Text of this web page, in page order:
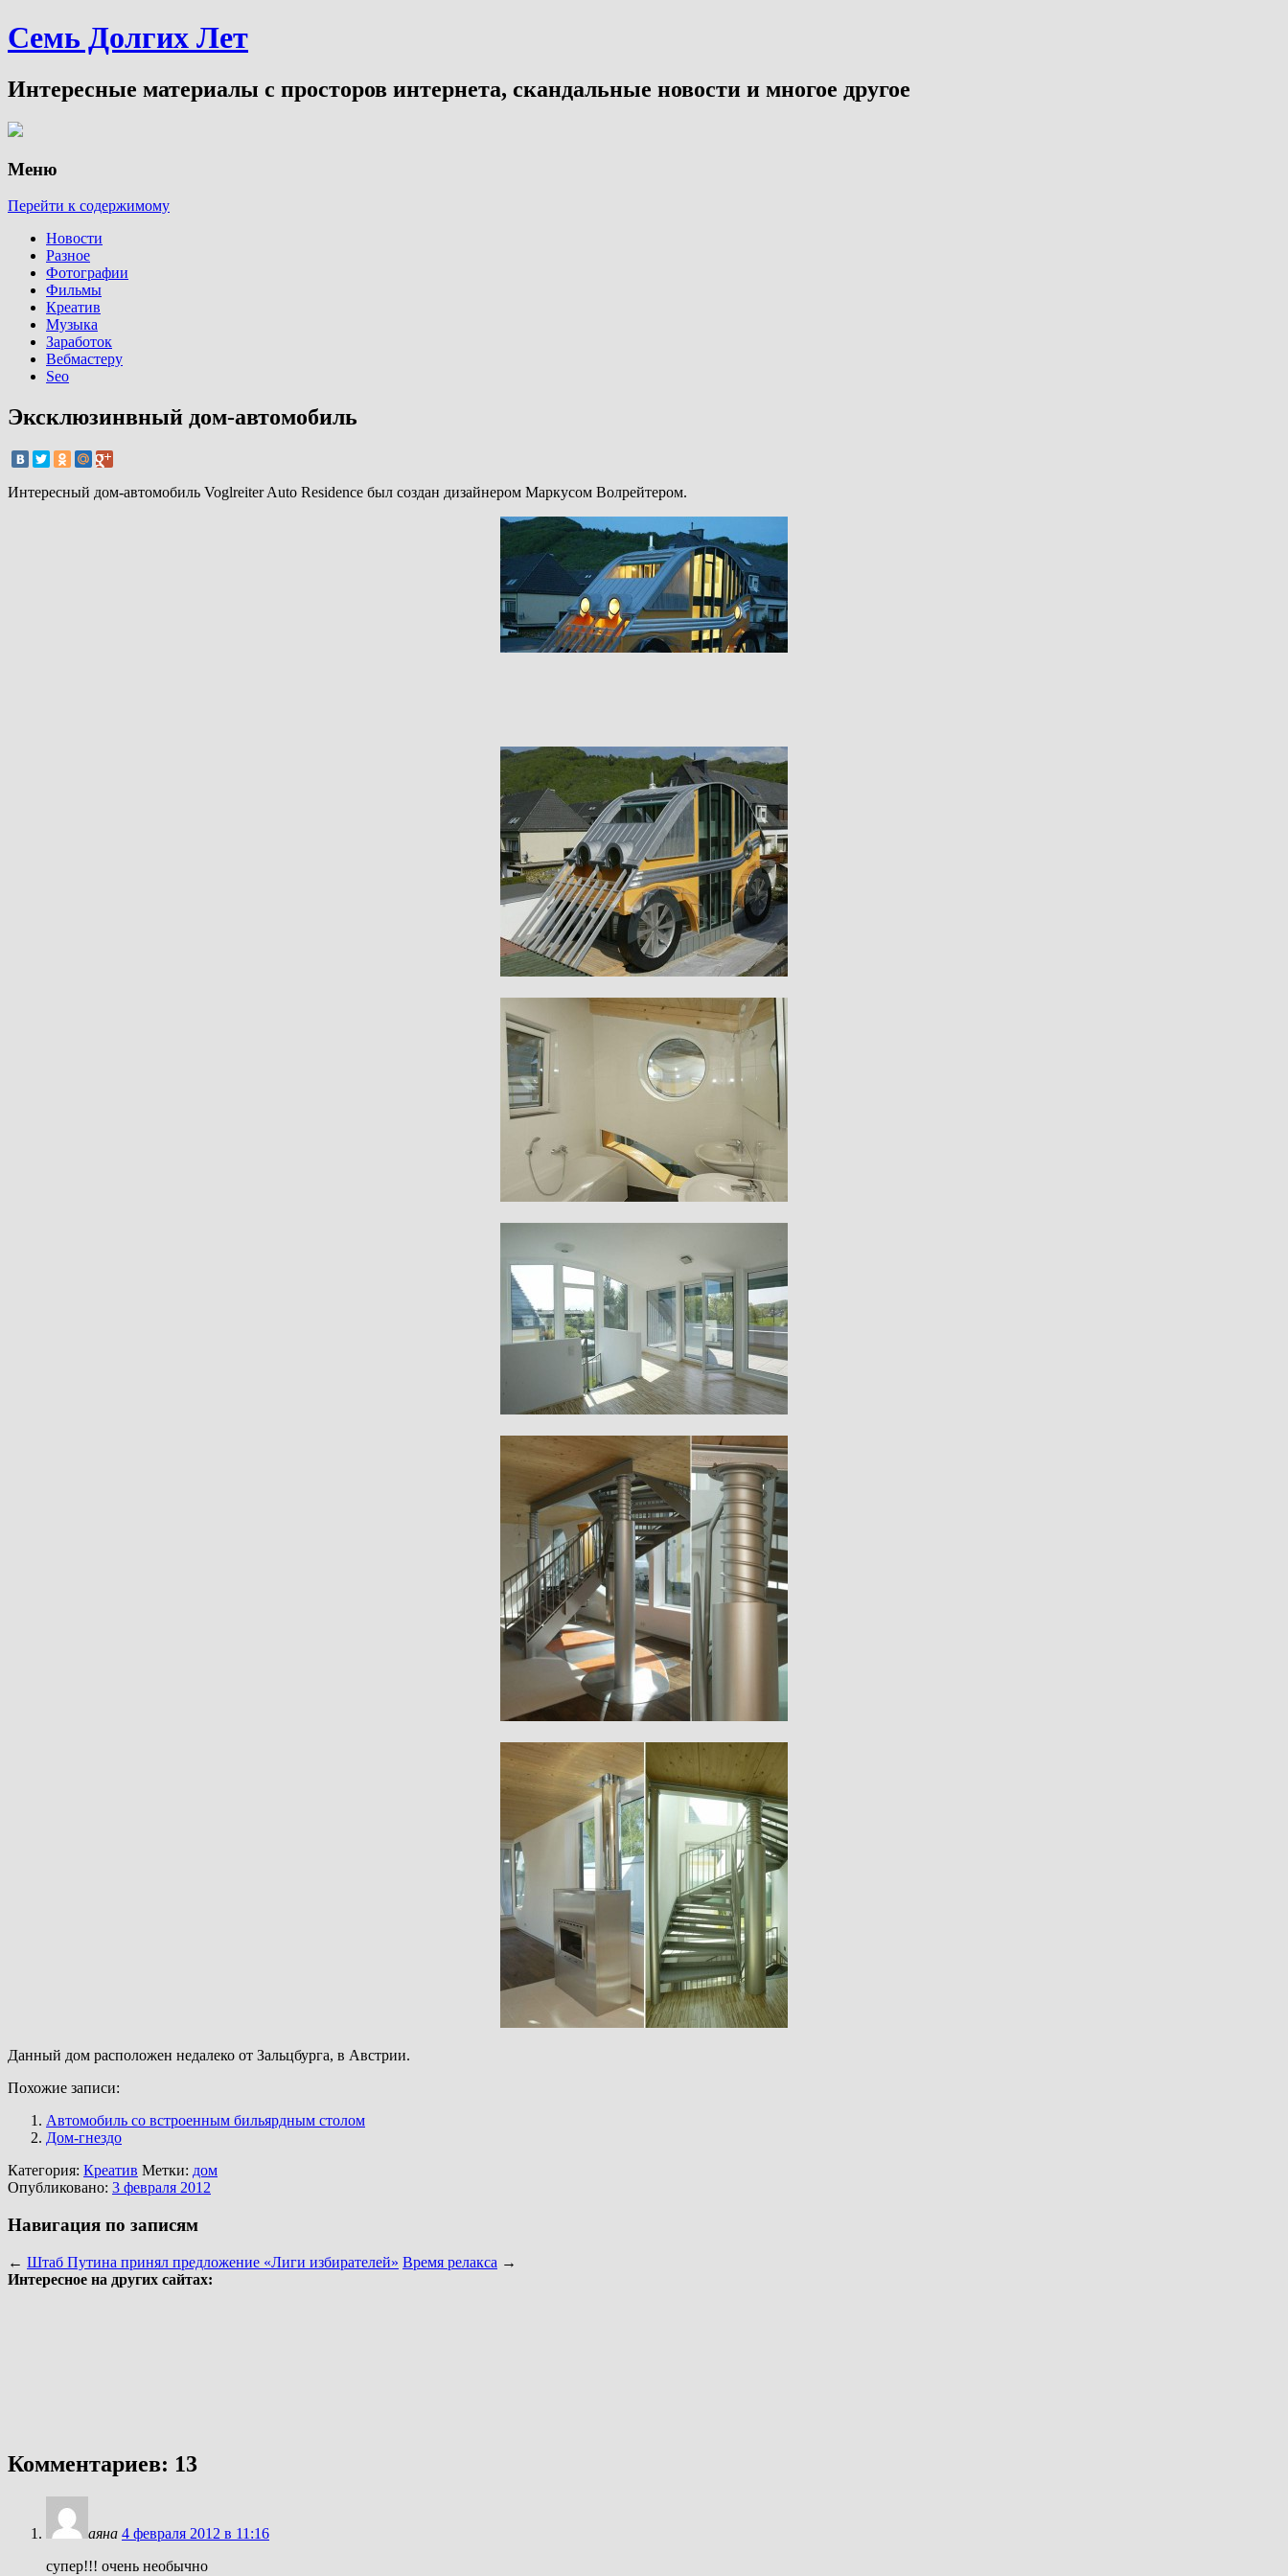
Семь Долгих Лет
Интересные материалы с просторов интернета, скандальные новости и многое другое
Меню
Перейти к содержимому
Новости
Разное
Фотографии
Фильмы
Креатив
Музыка
Заработок
Вебмастеру
Seo
Эксклюзинвный дом-автомобиль
Интересный дом-автомобиль Voglreiter Auto Residence был создан дизайнером Маркусом Волрейтером.
Данный дом расположен недалеко от Зальцбурга, в Австрии.
Похожие записи:
Автомобиль со встроенным бильярдным столом
Дом-гнездо
Категория: Креатив Метки: дом
Опубликовано: 3 февраля 2012
Навигация по записям
← Штаб Путина принял предложение «Лиги избирателей» Время релакса →
Интересное на других сайтах:
Комментариев: 13
аяна 4 февраля 2012 в 11:16
супер!!! очень необычно